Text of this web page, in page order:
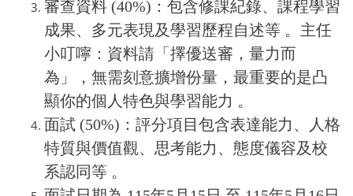
審查資料 (40%)：包含修課紀錄、課程學習
成果、多元表現及學習歷程自述等 。主任
小叮嚀：資料請「擇優送審，量力而
為」，無需刻意擴增份量，最重要的是凸
顯你的個人特色與學習能力 。
面試 (50%)：評分項目包含表達能力、人格
特質與價值觀、思考能力、態度儀容及校
系認同等 。